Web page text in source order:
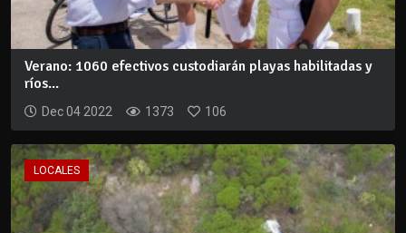
Verano: 1060 efectivos custodiarán playas habilitadas y
ríos...
Dec 04 2022 1373 106
LOCALES